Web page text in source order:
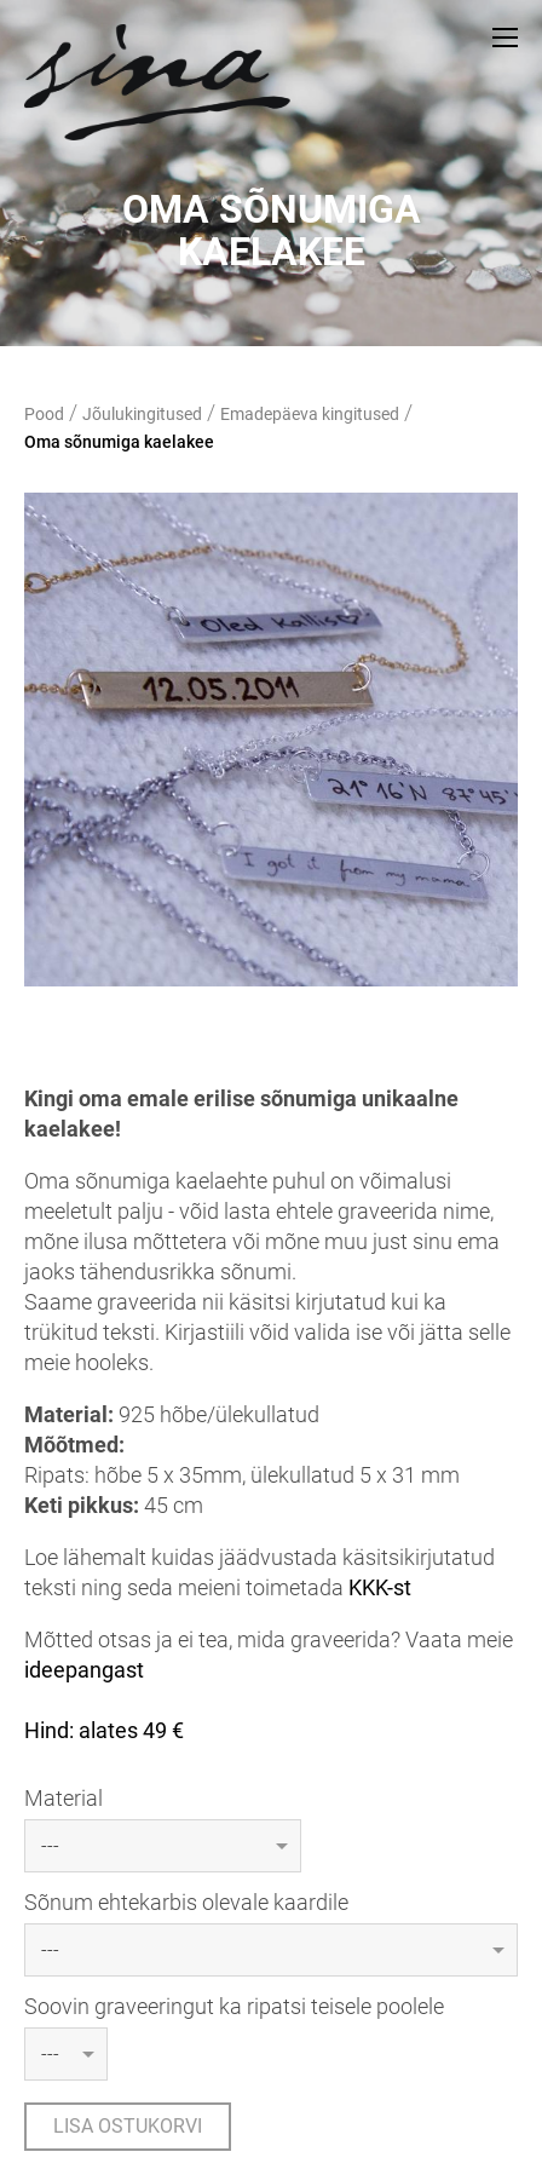
OMA SÕNUMIGA
KAELAKEE
Pood / Jõulukingitused / Emadepäeva kingitused /
Oma sõnumiga kaelakee
Kingi oma emale erilise sõnumiga unikaalne
kaelakee!
Oma sõnumiga kaelaehte puhul on võimalusi
meeletult palju - võid lasta ehtele graveerida nime,
mõne ilusa mõttetera või mõne muu just sinu ema
jaoks tähendusrikka sõnumi.
Saame graveerida nii käsitsi kirjutatud kui ka
trükitud teksti. Kirjastiili võid valida ise või jätta selle
meie hooleks.
Material: 925 hõbe/ülekullatud
Mõõtmed:
Ripats: hõbe 5 x 35mm, ülekullatud 5 x 31 mm
Keti pikkus: 45 cm
Loe lähemalt kuidas jäädvustada käsitsikirjutatud
teksti ning seda meieni toimetada KKK-st
Mõtted otsas ja ei tea, mida graveerida? Vaata meie
ideepangast
Hind: alates 49 €
Material
Sõnum ehtekarbis olevale kaardile
Soovin graveeringut ka ripatsi teisele poolele
LISA OSTUKORVI